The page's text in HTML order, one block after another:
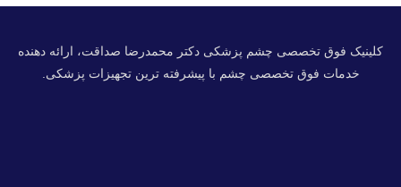
کلینیک فوق تخصصی چشم پزشکی دکتر محمدرضا صداقت، ارائه دهنده
خدمات فوق تخصصی چشم با پیشرفته ترین تجهیزات پزشکی.